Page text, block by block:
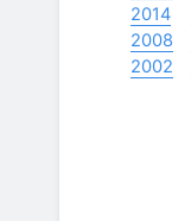
2014
2008
2002